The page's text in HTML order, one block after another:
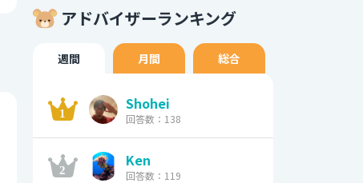
アドバイザーランキング
週間 月間 総合
Shohei
回答数：138
Ken
回答数：119